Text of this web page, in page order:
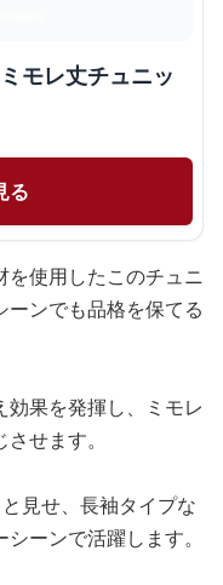
モレ丈チュニッ
る
使用したこのチュニ
ーンでも品格を保てる
効果を発揮し、ミモレ
せます。
見せ、長袖タイプな
ーンで活躍します。